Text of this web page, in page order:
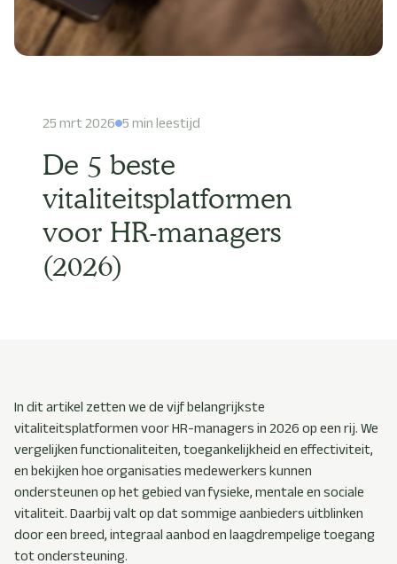
25 mrt 2026 5 min leestijd
De 5 beste
vitaliteitsplatformen
voor HR-managers
(2026)
In dit artikel zetten we de vijf belangrijkste
vitaliteitsplatformen voor HR-managers in 2026 op een rij. We
vergelijken functionaliteiten, toegankelijkheid en effectiviteit,
en bekijken hoe organisaties medewerkers kunnen
ondersteunen op het gebied van fysieke, mentale en sociale
vitaliteit. Daarbij valt op dat sommige aanbieders uitblinken
door een breed, integraal aanbod en laagdrempelige toegang
tot ondersteuning.